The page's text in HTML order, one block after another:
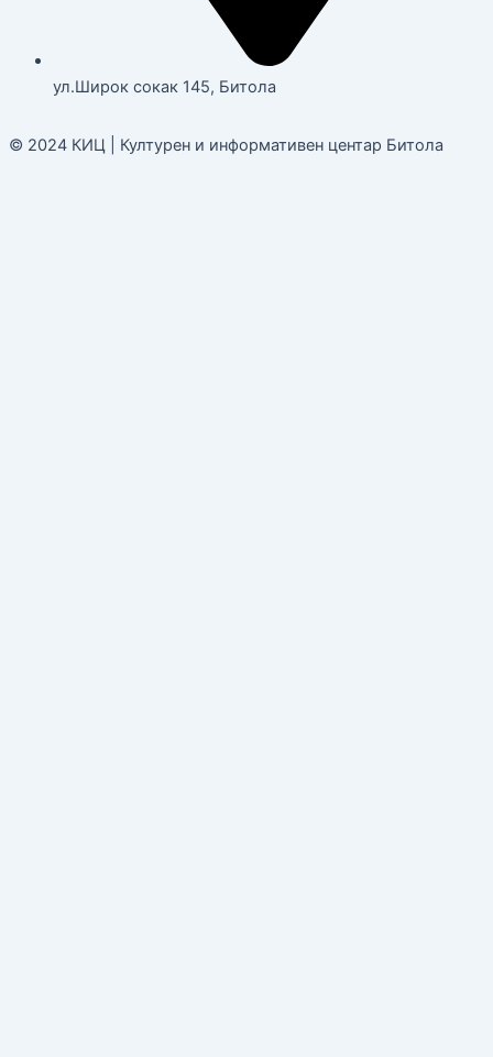
ул.Широк сокак 145, Битола
© 2024 КИЦ | Културен и информативен центар Битола